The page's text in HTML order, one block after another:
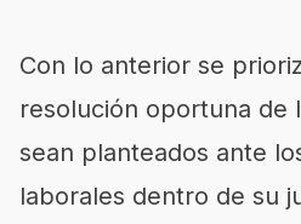
Con lo anterior se
resolución oportuna de
sean planteados ante
laborales dentro de su